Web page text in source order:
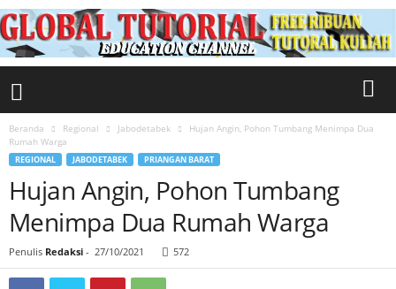
Beranda Regional Jabodetabek
Hujan Angin, Pohon Tumbang Menimpa Dua
Rumah Warga
REGIONAL JABODETABEK PRIANGAN BARAT
Hujan Angin, Pohon Tumbang
Menimpa Dua Rumah Warga
Penulis Redaksi - 27/10/2021 572